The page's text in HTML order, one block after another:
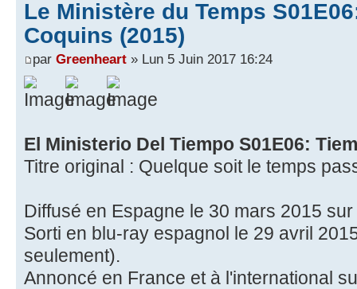
Le Ministère du Temps
Coquins (2015)
par Greenheart » Lun 5 Juin 2017 16:24
El Ministerio Del Tiempo S01E06:
Titre original : Quelque soit le temps
Diffusé en Espagne le 30 mars 2015
Sorti en blu-ray espagnol le 29 avril
seulement).
Annoncé en France et à l'international